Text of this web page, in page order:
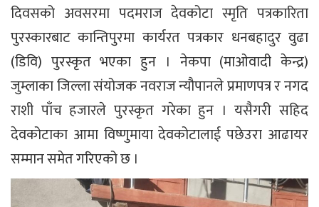
दिवसको अवसरमा पदमराज देवकोटा स्मृति पत्रकारिता
पुरस्कारबाट कान्तिपुरमा कार्यरत पत्रकार धनबहादुर वुढा
(डिवि) पुरस्कृत भएका हुन । नेकपा (माओवादी केन्द्र)
जुम्लाका जिल्ला संयोजक नवराज न्यौपानले प्रमाणपत्र र नगद
राशी पाँच हजारले पुरस्कृत गरेका हुन । यसैगरी सहिद
देवकोटाका आमा विष्णुमाया देवकोटालाई पछेउरा आढायर
सम्मान समेत गरिएको छ ।